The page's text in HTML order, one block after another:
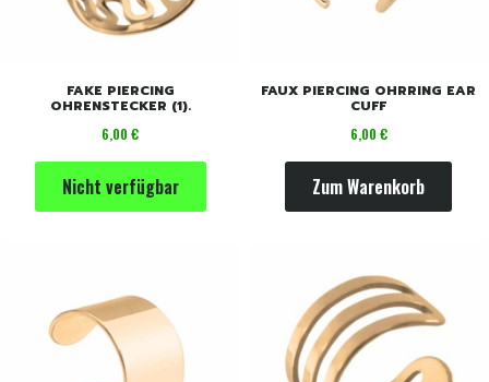
FAKE PIERCING
OHRENSTECKER (1).
Preis
6,00 €
Nicht verfügbar
FAUX PIERCING OHRRING EAR
CUFF
Preis
6,00 €
Zum Warenkorb